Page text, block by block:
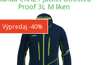
Proof 3L M liken
Výpredaj -40%